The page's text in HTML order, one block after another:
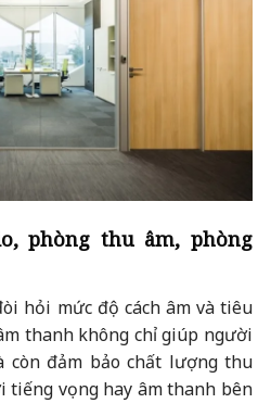
phòng thu âm, phòng
hỏi mức độ cách âm và tiêu
thanh không chỉ giúp người
còn đảm bảo chất lượng thu
tiếng vọng hay âm thanh bên